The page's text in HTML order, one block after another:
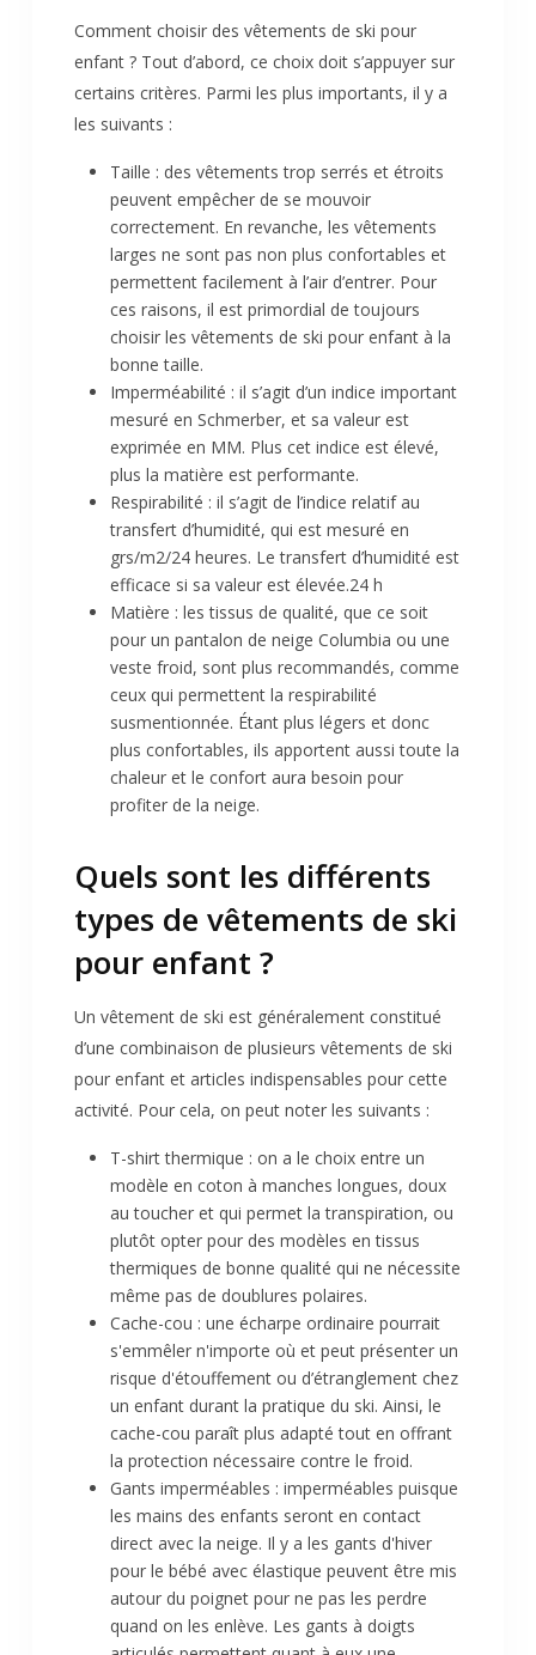
Comment choisir des vêtements de ski pour
enfant ? Tout d’abord, ce choix doit s’appuyer sur
certains critères. Parmi les plus importants, il y a
les suivants :
Taille : des vêtements trop serrés et étroits
peuvent empêcher de se mouvoir
correctement. En revanche, les vêtements
larges ne sont pas non plus confortables et
permettent facilement à l’air d’entrer. Pour
ces raisons, il est primordial de toujours
choisir les vêtements de ski pour enfant à la
bonne taille.
Imperméabilité : il s’agit d’un indice important
mesuré en Schmerber, et sa valeur est
exprimée en MM. Plus cet indice est élevé,
plus la matière est performante.
Respirabilité : il s’agit de l’indice relatif au
transfert d’humidité, qui est mesuré en
grs/m2/24 heures. Le transfert d’humidité est
efficace si sa valeur est élevée.24 h
Matière : les tissus de qualité, que ce soit
pour un pantalon de neige Columbia ou une
veste froid, sont plus recommandés, comme
ceux qui permettent la respirabilité
susmentionnée. Étant plus légers et donc
plus confortables, ils apportent aussi toute la
chaleur et le confort aura besoin pour
profiter de la neige.
Quels sont les différents
types de vêtements de ski
pour enfant ?
Un vêtement de ski est généralement constitué
d’une combinaison de plusieurs vêtements de ski
pour enfant et articles indispensables pour cette
activité. Pour cela, on peut noter les suivants :
T-shirt thermique : on a le choix entre un
modèle en coton à manches longues, doux
au toucher et qui permet la transpiration, ou
plutôt opter pour des modèles en tissus
thermiques de bonne qualité qui ne nécessite
même pas de doublures polaires.
Cache-cou : une écharpe ordinaire pourrait
s'emmêler n'importe où et peut présenter un
risque d'étouffement ou d’étranglement chez
un enfant durant la pratique du ski. Ainsi, le
cache-cou paraît plus adapté tout en offrant
la protection nécessaire contre le froid.
Gants imperméables : imperméables puisque
les mains des enfants seront en contact
direct avec la neige. Il y a les gants d'hiver
pour le bébé avec élastique peuvent être mis
autour du poignet pour ne pas les perdre
quand on les enlève. Les gants à doigts